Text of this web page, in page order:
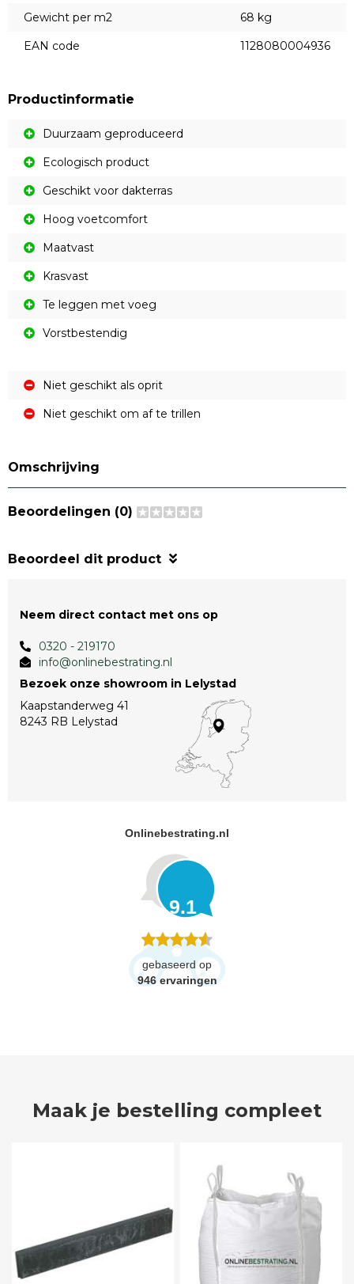
Gewicht per m2
68 kg
EAN code
1128080004936
Productinformatie
Duurzaam geproduceerd
Ecologisch product
Geschikt voor dakterras
Hoog voetcomfort
Maatvast
Krasvast
Te leggen met voeg
Vorstbestendig
Niet geschikt als oprit
Niet geschikt om af te trillen
Omschrijving
Beoordelingen (0)
Beoordeel dit product
Neem direct contact met ons op
0320 - 219170
info@onlinebestrating.nl
Bezoek onze showroom in Lelystad
Kaapstanderweg 41
8243 RB Lelystad
Onlinebestrating.nl
9.1
gebaseerd op
946 ervaringen
Maak je bestelling compleet